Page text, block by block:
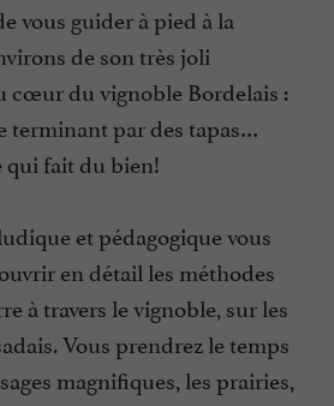
vous guider à pied à la
de son très joli
cœur du vignoble Bordelais :
terminant par des tapas…
qui fait du bien!
et pédagogique vous
en détail les méthodes
à travers le vignoble, sur les
Vous prendrez le temps
magnifiques, les prairies,